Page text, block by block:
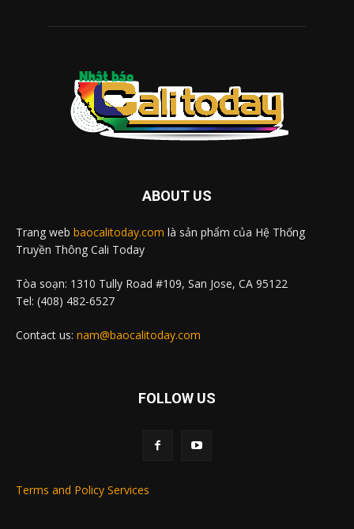
ABOUT US
Trang web baocalitoday.com là sản phẩm của Hệ Thống
Truyền Thông Cali Today
Tòa soạn: 1310 Tully Road #109, San Jose, CA 95122
Tel: (408) 482-6527
Contact us: nam@baocalitoday.com
FOLLOW US
Terms and Policy Services